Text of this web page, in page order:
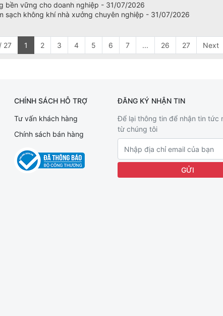
bền vững cho doanh nghiệp - 31/07/2026
sạch không khí nhà xưởng chuyên nghiệp - 31/07/2026
27 1 2 3 4 5 6 7 ... 26 27 Next
CHÍNH SÁCH HỖ TRỢ
Tư vấn khách hàng
Chính sách bán hàng
ĐĂNG KÝ NHẬN TIN
Để lại thông tin để nhận tin tức
từ chúng tôi